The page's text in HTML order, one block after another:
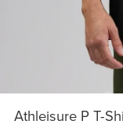
Athleisure P T-